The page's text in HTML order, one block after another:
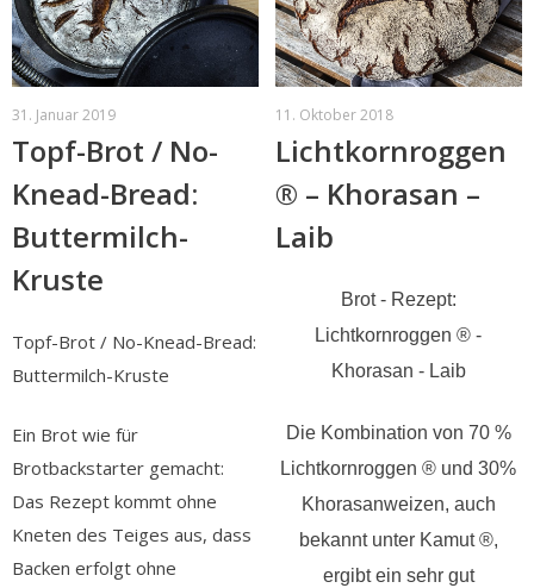
31. Januar 2019
Topf-Brot / No-
Knead-Bread:
Buttermilch-
Kruste
Topf-Brot / No-Knead-Bread:
Buttermilch-Kruste
Ein Brot wie für
Brotbackstarter gemacht:
Das Rezept kommt ohne
Kneten des Teiges aus, dass
Backen erfolgt ohne
11. Oktober 2018
Lichtkornroggen
® – Khorasan –
Laib
Brot - Rezept:
Lichtkornroggen ® -
Khorasan - Laib
Die Kombination von 70 %
Lichtkornroggen ® und 30%
Khorasanweizen, auch
bekannt unter Kamut ®,
ergibt ein sehr gut